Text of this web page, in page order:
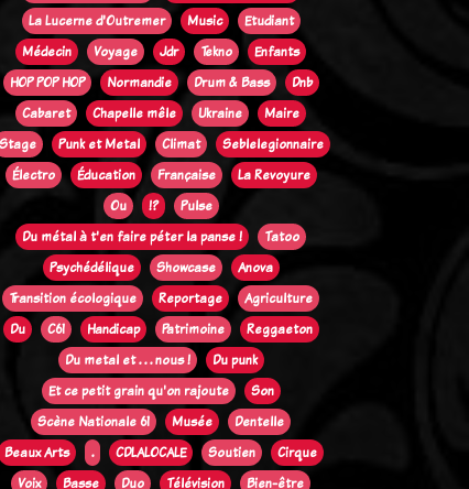
La Lucerne d'Outremer
Music
Etudiant
Médecin
Voyage Jdr Tekno
Enfants
HOP POP HOP
Normandie Drum & Bass
Dnb
Cabaret
Chapelle mêle Ukraine
Maire
Stage
Punk et Metal Climat
Seblelegionnaire
Électro
Éducation Française
La Revoyure
Ou
!?
Pulse
Du métal à t'en faire péter la panse !
Tatoo
Psychédélique
Showcase
Anova
Transition écologique
Reportage
Agriculture
Du
C61 Handicap Patrimoine
Reggaeton
Du metal et . . . nous !
Du punk
Et ce petit grain qu'on rajoute
Son
Scène Nationale 61
Musée
Dentelle
Beaux Arts
. CDLALOCALE Soutien
Cirque
Voix
Basse Duo Télévision
Bien-être